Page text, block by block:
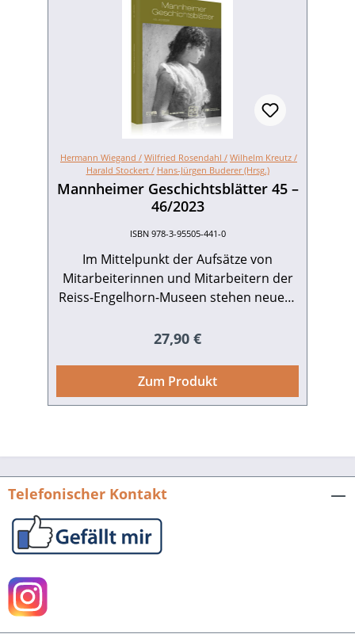
Hermann Wiegand / Wilfried Rosendahl / Wilhelm Kreutz /
Harald Stockert / Hans-Jürgen Buderer (Hrsg.)
Mannheimer Geschichtsblätter 45 –
46/2023
ISBN 978-3-95505-441-0
Im Mittelpunkt der Aufsätze von
Mitarbeiterinnen und Mitarbeitern der
Reiss-Engelhorn-Museen stehen neuere
Demgegenüber erhellen die Beiträge
MARCHIVUM Aspekte der Mannheimer
Jahrhunderts. Das Hauptaugenmerk der
Harald Stockert und Hans-Jürgen
Geschichtsblätter 45 – 46/2023. 240
Seiten mit 221 Farb- und Schwarz-Weiß-
Regulärer Preis:
27,90 €
Zum Produkt
Telefonischer Kontakt